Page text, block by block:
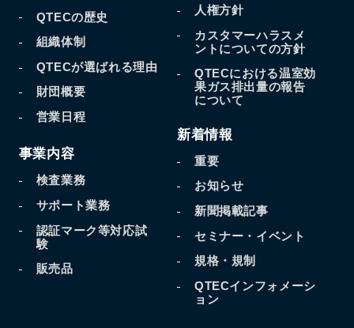
QTECの歴史
組織体制
QTECが選ばれる理由
財団概要
営業日程
事業内容
検査業務
サポート業務
認証マーク等対応試
験
販売品
人権方針
カスタマーハラスメ
ントについての方針
QTECにおける温室効
果ガス排出量の報告
について
新着情報
重要
お知らせ
新聞掲載記事
セミナー・イベント
規格・規制
QTECインフォメーシ
ョン